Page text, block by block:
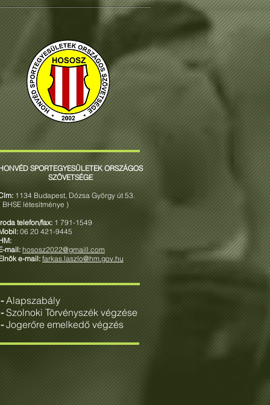
SPORTEGYESÜLETEK ORSZÁGOS
SZÖVETSÉGE
1134 Budapest, Dózsa György út 53.
BHSE létesítménye )
telefon/fax: 1 791-1549
06 20 421-9445
mail: hososz2022@gmaill.com
e-mail: farkas.laszlo@hm.gov.hu
-Alapszabály
-Szolnoki Törvényszék végzése
-Jogerőre emelkedő végzés